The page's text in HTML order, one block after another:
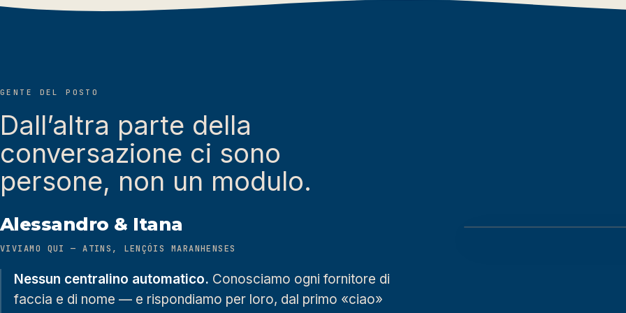
GENTE DEL POSTO
Dall’altra parte della
conversazione ci sono
persone, non un modulo.
Alessandro & Itana
VIVIAMO QUI — ATINS, LENÇÓIS MARANHENSES
Nessun centralino automatico. Conosciamo ogni fornitore di
faccia e di nome — e rispondiamo per loro, dal primo «ciao»